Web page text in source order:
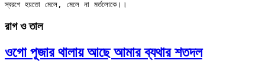
রাগ ও তাল
ওগো পূজার থালায় আছে আমার ব্যথার শতদল